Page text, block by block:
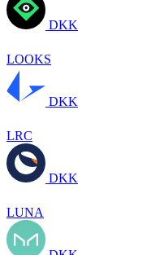
DKK
LOOKS
DKK
LRC
DKK
LUNA